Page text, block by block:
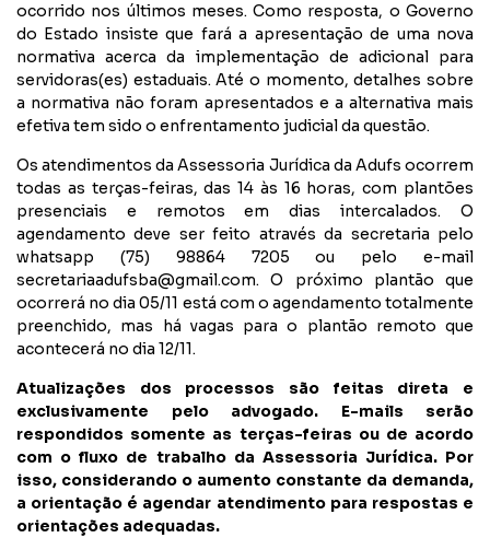
ocorrido nos últimos meses. Como resposta, o Governo
do Estado insiste que fará a apresentação de uma nova
normativa acerca da implementação de adicional para
servidoras(es) estaduais. Até o momento, detalhes sobre
a normativa não foram apresentados e a alternativa mais
efetiva tem sido o enfrentamento judicial da questão.
Os atendimentos da Assessoria Jurídica da Adufs ocorrem
todas as terças-feiras, das 14 às 16 horas, com plantões
presenciais e remotos em dias intercalados. O
agendamento deve ser feito através da secretaria pelo
whatsapp (75) 98864 7205 ou pelo e-mail
secretariaadufsba@gmail.com. O próximo plantão que
ocorrerá no dia 05/11 está com o agendamento totalmente
preenchido, mas há vagas para o plantão remoto que
acontecerá no dia 12/11.
Atualizações dos processos são feitas direta e
exclusivamente pelo advogado. E-mails serão
respondidos somente as terças-feiras ou de acordo
com o fluxo de trabalho da Assessoria Jurídica. Por
isso, considerando o aumento constante da demanda,
a orientação é agendar atendimento para respostas e
orientações adequadas.